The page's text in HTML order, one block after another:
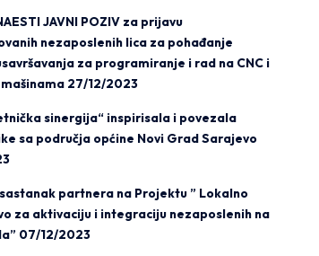
JAVNI POZIV za prijavu
nezaposlenih lica za pohađanje
za programiranje i rad na CNC i
27/12/2023
sinergija“ inspirisala i povezala
sa područja općine Novi Grad Sarajevo
partnera na Projektu ” Lokalno
za aktivaciju i integraciju nezaposlenih na
07/12/2023